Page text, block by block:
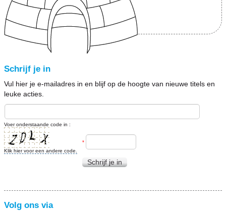
Schrijf je in
Vul hier je e-mailadres in en blijf op de hoogte van nieuwe titels en
leuke acties.
Voer onderstaande code in :
Klik hier voor een andere code.
*
Schrijf je in
Volg ons via